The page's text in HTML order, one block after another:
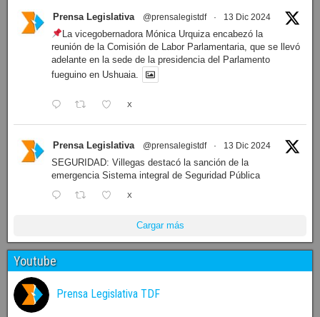
Prensa Legislativa @prensalegistdf · 13 Dic 2024
La vicegobernadora Mónica Urquiza encabezó la
reunión de la Comisión de Labor Parlamentaria, que se llevó
adelante en la sede de la presidencia del Parlamento
fueguino en Ushuaia.
X
Prensa Legislativa @prensalegistdf · 13 Dic 2024
SEGURIDAD: Villegas destacó la sanción de la
emergencia Sistema integral de Seguridad Pública
X
Cargar más
Youtube
Prensa Legislativa TDF